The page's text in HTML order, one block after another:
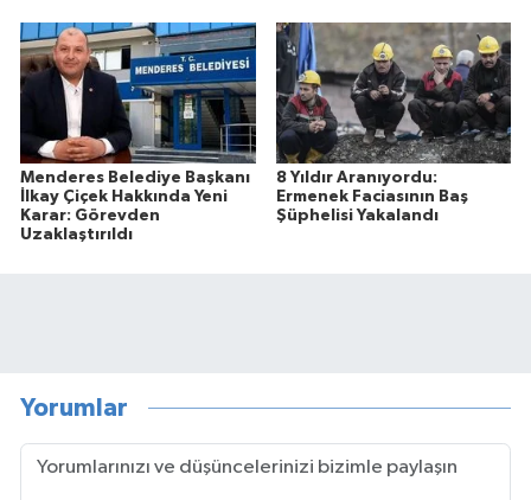
Menderes Belediye Başkanı
İlkay Çiçek Hakkında Yeni
Karar: Görevden
Uzaklaştırıldı
8 Yıldır Aranıyordu:
Ermenek Faciasının Baş
Şüphelisi Yakalandı
Yorumlar